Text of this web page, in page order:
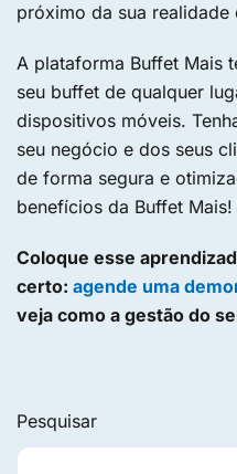
próximo da sua realidade
A plataforma Buffet Mais
seu buffet de qualquer
dispositivos móveis.
seu negócio e dos seus
de forma segura e
benefícios da Buffet Mais!
Coloque esse
certo: agende uma
veja como a gestão do
Pesquisar